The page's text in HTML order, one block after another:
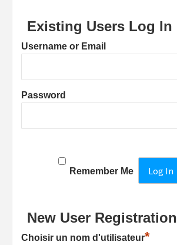
Existing Users Log In
Username or Email
Password
Remember Me
New User Registration
Choisir un nom d'utilisateur*